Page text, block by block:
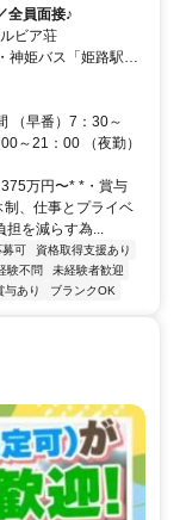
全員面接♪
ビア荘
神姫バス「姫路駅」
（早番）7：30～
～21：00 （夜勤）
万円〜* *・賞与
、仕事とプライベ
担を減らす為...
募可
資格取得支援あり
験不問
未経験者歓迎
与あり ブランクOK